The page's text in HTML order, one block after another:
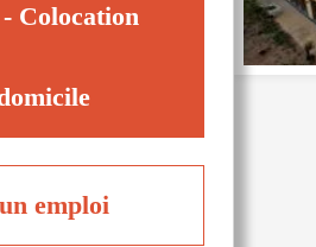
Colocation
emploi